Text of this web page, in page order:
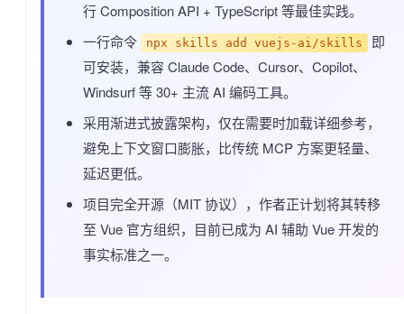
行 Composition API + TypeScript 等最佳实践。
一行命令
npx skills add vuejs-ai/skills
即
可安装，兼容 Claude Code、Cursor、Copilot、
Windsurf 等 30+ 主流 AI 编码工具。
采用渐进式披露架构，仅在需要时加载详细参考，
避免上下文窗口膨胀，比传统 MCP 方案更轻量、
延迟更低。
项目完全开源（MIT 协议），作者正计划将其转移
至 Vue 官方组织，目前已成为 AI 辅助 Vue 开发的
事实标准之一。